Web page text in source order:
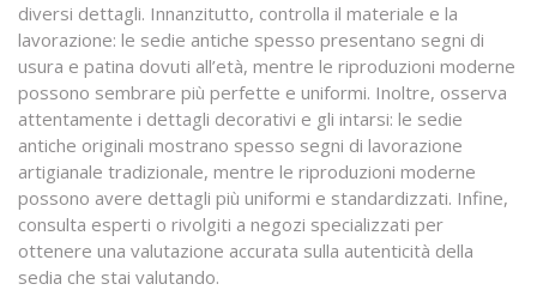
diversi dettagli. Innanzitutto, controlla il materiale e la
lavorazione: le sedie antiche spesso presentano segni di
usura e patina dovuti all’età, mentre le riproduzioni moderne
possono sembrare più perfette e uniformi. Inoltre, osserva
attentamente i dettagli decorativi e gli intarsi: le sedie
antiche originali mostrano spesso segni di lavorazione
artigianale tradizionale, mentre le riproduzioni moderne
possono avere dettagli più uniformi e standardizzati. Infine,
consulta esperti o rivolgiti a negozi specializzati per
ottenere una valutazione accurata sulla autenticità della
sedia che stai valutando.